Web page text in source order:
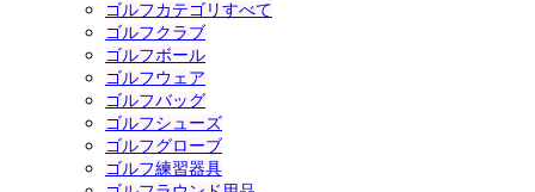
ゴルフカテゴリすべて
ゴルフクラブ
ゴルフボール
ゴルフウェア
ゴルフバッグ
ゴルフシューズ
ゴルフグローブ
ゴルフ練習器具